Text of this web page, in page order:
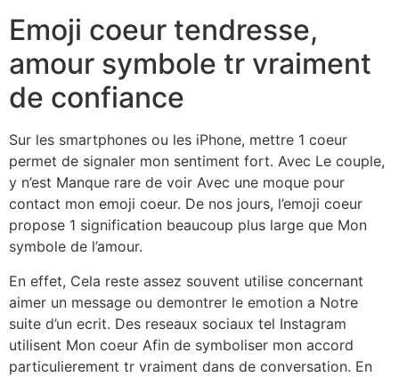
Emoji coeur tendresse,
amour symbole tr vraiment
de confiance
Sur les smartphones ou les iPhone, mettre 1 coeur
permet de signaler mon sentiment fort. Avec Le couple,
y n’est Manque rare de voir Avec une moque pour
contact mon emoji coeur. De nos jours, l’emoji coeur
propose 1 signification beaucoup plus large que Mon
symbole de l’amour.
En effet, Cela reste assez souvent utilise concernant
aimer un message ou demontrer le emotion a Notre
suite d’un ecrit. Des reseaux sociaux tel Instagram
utilisent Mon coeur Afin de symboliser mon accord
particulierement tr vraiment dans de conversation. En